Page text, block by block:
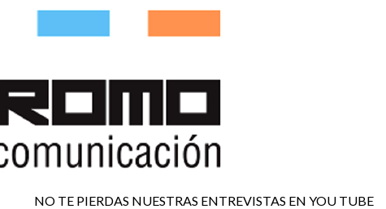
NO TE PIERDAS NUESTRAS ENTREVISTAS EN YOU TUBE